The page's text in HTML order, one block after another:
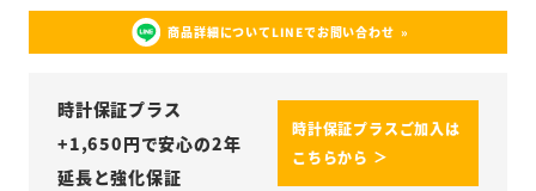
商品詳細についてLINEでお問い合わせ
時計保証プラス
+1,650円で安心の2年
延長と強化保証
時計保証プラスご加入は
こちらから ＞